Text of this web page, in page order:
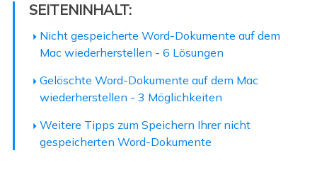
SEITENINHALT:
Nicht gespeicherte Word-Dokumente auf dem
Mac wiederherstellen - 6 Lösungen
Gelöschte Word-Dokumente auf dem Mac
wiederherstellen - 3 Möglichkeiten
Weitere Tipps zum Speichern Ihrer nicht
gespeicherten Word-Dokumente